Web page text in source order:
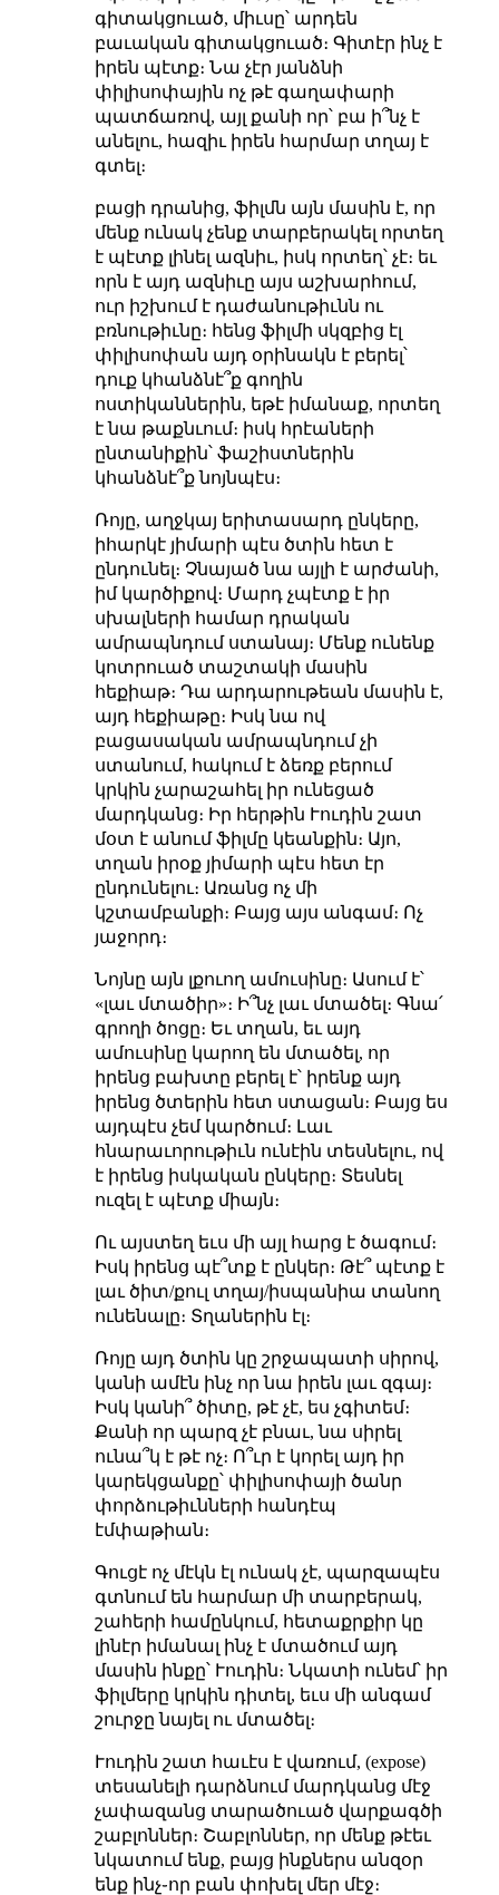
գիտակցուած, միւսը՝ արդեն
բաւական գիտակցուած։ Գիտէր ինչ է
իրեն պէտք։ Նա չէր յանձնի
փիլիսոփային ոչ թէ գաղափարի
պատճառով, այլ քանի որ՝ բա ի՞նչ է
անելու, հազիւ իրեն հարմար տղայ է
գտել։
բացի դրանից, ֆիլմն այն մասին է, որ
մենք ունակ չենք տարբերակել որտեղ
է պէտք լինել ազնիւ, իսկ որտեղ՝ չէ։ եւ
որն է այդ ազնիւը այս աշխարհում,
ուր իշխում է դաժանութիւնն ու
բռնութիւնը։ հենց ֆիլմի սկզբից էլ
փիլիսոփան այդ օրինակն է բերել՝
դուք կհանձնէ՞ք գողին
ոստիկաններին, եթէ իմանաք, որտեղ
է նա թաքնւում։ իսկ հրէաների
ընտանիքին՝ ֆաշիստներին
կհանձնէ՞ք նոյնպէս։
Ռոյը, աղջկայ երիտասարդ ընկերը,
իհարկէ յիմարի պէս ծտին հետ է
ընդունել։ Չնայած նա այլի է արժանի,
իմ կարծիքով։ Մարդ չպէտք է իր
սխալների համար դրական
ամրապնդում ստանայ։ Մենք ունենք
կոտրուած տաշտակի մասին
հեքիաթ։ Դա արդարութեան մասին է,
այդ հեքիաթը։ Իսկ նա ով
բացասական ամրապնդում չի
ստանում, հակում է ձեռք բերում
կրկին չարաշահել իր ունեցած
մարդկանց։ Իր հերթին Ւուդին շատ
մօտ է անում ֆիլմը կեանքին։ Այո,
տղան իրօք յիմարի պէս հետ էր
ընդունելու։ Առանց ոչ մի
կշտամբանքի։ Բայց այս անգամ։ Ոչ
յաջորդ։
Նոյնը այն լքուող ամուսինը։ Ասում է՝
«լաւ մտածիր»։ Ի՞նչ լաւ մտածել։ Գնա՛
գրողի ծոցը։ Եւ տղան, եւ այդ
ամուսինը կարող են մտածել, որ
իրենց բախտը բերել է՝ իրենք այդ
իրենց ծտերին հետ ստացան։ Բայց ես
այդպէս չեմ կարծում։ Լաւ
հնարաւորութիւն ունէին տեսնելու, ով
է իրենց իսկական ընկերը։ Տեսնել
ուզել է պէտք միայն։
Ու այստեղ եւս մի այլ հարց է ծագում։
Իսկ իրենց պէ՞տք է ընկեր։ Թէ՞ պէտք է
լաւ ծիտ/քուլ տղայ/իսպանիա տանող
ունենալը։ Տղաներին էլ։
Ռոյը այդ ծտին կը շրջապատի սիրով,
կանի ամէն ինչ որ նա իրեն լաւ զգայ։
Իսկ կանի՞ ծիտը, թէ չէ, ես չգիտեմ։
Քանի որ պարզ չէ բնաւ, նա սիրել
ունա՞կ է թէ ոչ։ Ո՞ւր է կորել այդ իր
կարեկցանքը՝ փիլիսոփայի ծանր
փորձութիւնների հանդէպ
էմփաթիան։
Գուցէ ոչ մէկն էլ ունակ չէ, պարզապէս
գտնում են հարմար մի տարբերակ,
շահերի համընկում, հետաքրքիր կը
լինէր իմանալ ինչ է մտածում այդ
մասին ինքը՝ Ւուդին։ Նկատի ունեմ՝ իր
ֆիլմերը կրկին դիտել, եւս մի անգամ
շուրջը նայել ու մտածել։
Ւուդին շատ հաւէս է վառում, (expose)
տեսանելի դարձնում մարդկանց մէջ
չափազանց տարածուած վարքագծի
շաբլոններ։ Շաբլոններ, որ մենք թէեւ
նկատում ենք, բայց ինքներս անզօր
ենք ինչ֊որ բան փոխել մեր մէջ։